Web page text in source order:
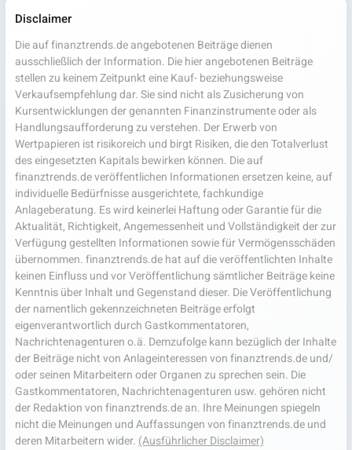
Disclaimer
Die auf finanztrends.de angebotenen Beiträge dienen
ausschließlich der Information. Die hier angebotenen Beiträge
stellen zu keinem Zeitpunkt eine Kauf- beziehungsweise
Verkaufsempfehlung dar. Sie sind nicht als Zusicherung von
Kursentwicklungen der genannten Finanzinstrumente oder als
Handlungsaufforderung zu verstehen. Der Erwerb von
Wertpapieren ist risikoreich und birgt Risiken, die den Totalverlust
des eingesetzten Kapitals bewirken können. Die auf
finanztrends.de veröffentlichen Informationen ersetzen keine, auf
individuelle Bedürfnisse ausgerichtete, fachkundige
Anlageberatung. Es wird keinerlei Haftung oder Garantie für die
Aktualität, Richtigkeit, Angemessenheit und Vollständigkeit der zur
Verfügung gestellten Informationen sowie für Vermögensschäden
übernommen. finanztrends.de hat auf die veröffentlichten Inhalte
keinen Einfluss und vor Veröffentlichung sämtlicher Beiträge keine
Kenntnis über Inhalt und Gegenstand dieser. Die Veröffentlichung
der namentlich gekennzeichneten Beiträge erfolgt
eigenverantwortlich durch Gastkommentatoren,
Nachrichtenagenturen o.ä. Demzufolge kann bezüglich der Inhalte
der Beiträge nicht von Anlageinteressen von finanztrends.de und/
oder seinen Mitarbeitern oder Organen zu sprechen sein. Die
Gastkommentatoren, Nachrichtenagenturen usw. gehören nicht
der Redaktion von finanztrends.de an. Ihre Meinungen spiegeln
nicht die Meinungen und Auffassungen von finanztrends.de und
deren Mitarbeitern wider. (Ausführlicher Disclaimer)